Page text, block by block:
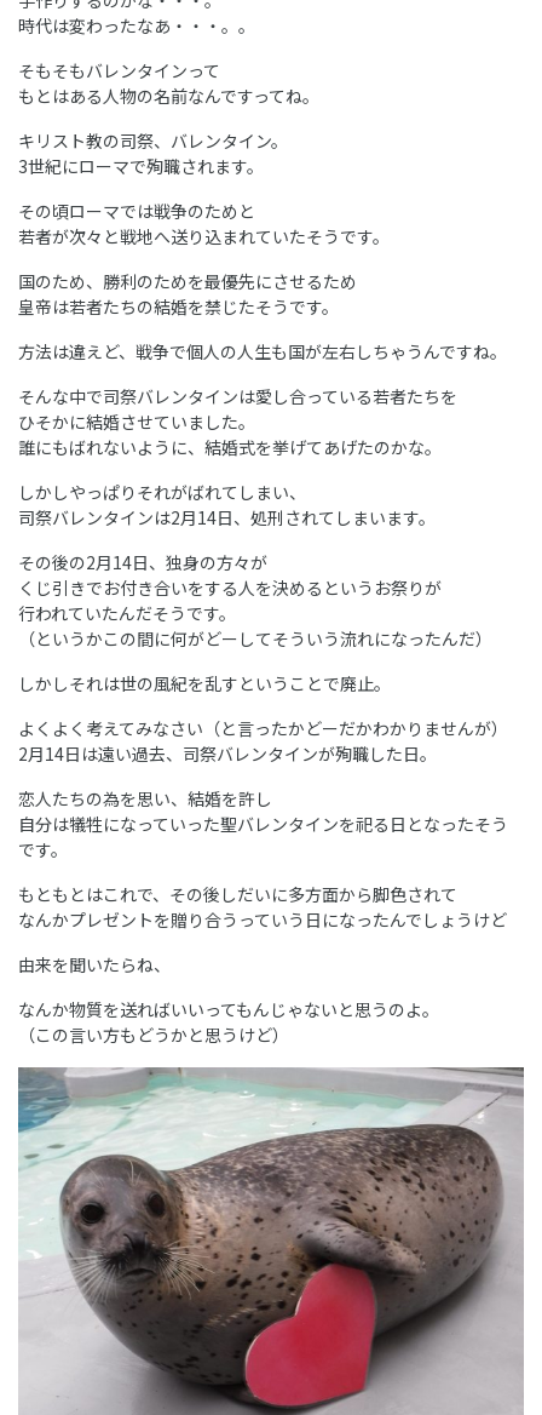
時代は変わったなあ・・・。。
そもそもバレンタインって
もとはある人物の名前なんですってね。
キリスト教の司祭、バレンタイン。
3世紀にローマで殉職されます。
その頃ローマでは戦争のためと
若者が次々と戦地へ送り込まれていたそうです。
国のため、勝利のためを最優先にさせるため
皇帝は若者たちの結婚を禁じたそうです。
方法は違えど、戦争で個人の人生も国が左右しちゃうんですね。
そんな中で司祭バレンタインは愛し合っている若者たちを
ひそかに結婚させていました。
誰にもばれないように、結婚式を挙げてあげたのかな。
しかしやっぱりそれがばれてしまい、
司祭バレンタインは2月14日、処刑されてしまいます。
その後の2月14日、独身の方々が
くじ引きでお付き合いをする人を決めるというお祭りが
行われていたんだそうです。
（というかこの間に何がどーしてそういう流れになったんだ）
しかしそれは世の風紀を乱すということで廃止。
よくよく考えてみなさい（と言ったかどーだかわかりませんが）
2月14日は遠い過去、司祭バレンタインが殉職した日。
恋人たちの為を思い、結婚を許し
自分は犠牲になっていった聖バレンタインを祀る日となったそう
です。
もともとはこれで、その後しだいに多方面から脚色されて
なんかプレゼントを贈り合うっていう日になったんでしょうけど
由来を聞いたらね、
なんか物質を送ればいいってもんじゃないと思うのよ。
（この言い方もどうかと思うけど）